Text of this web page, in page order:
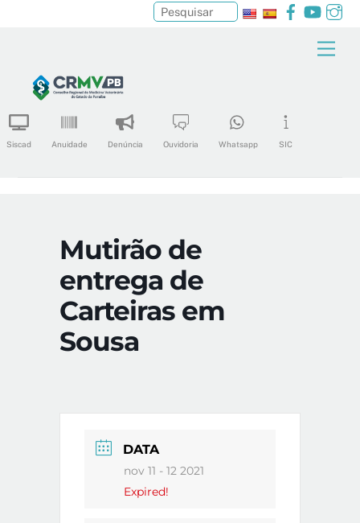
content
Facebook
Siscad Anuidade Denúncia Ouvidoria Whatsapp SIC
Pesquisar
Mutirão de
entrega de
Carteiras em
Sousa
DATA
nov 11 - 12 2021
Expired!